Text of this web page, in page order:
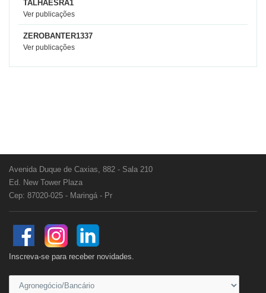
TALHAESRA1
Ver publicações
ZEROBANTER1337
Ver publicações
Avenida Duque de Caxias, 882 - Sala 210
Ed. New Tower Plaza
Cep: 87020-025 - Maringá - Pr
Inscreva-se para receber novidades.